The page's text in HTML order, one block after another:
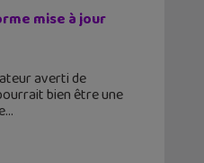
mise à jour
averti de
bien être une